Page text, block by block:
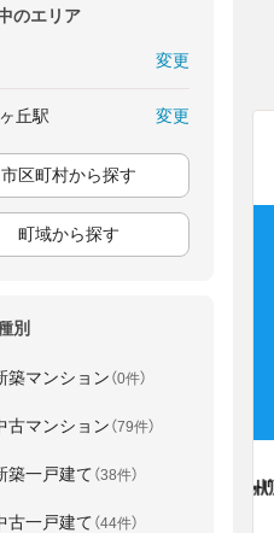
のエリア
変更
丘駅 変更
市区町村から探す
町域から探す
別
築マンション （0件）
古マンション （79件）
築一戸建て （38件）
古一戸建て （44件）